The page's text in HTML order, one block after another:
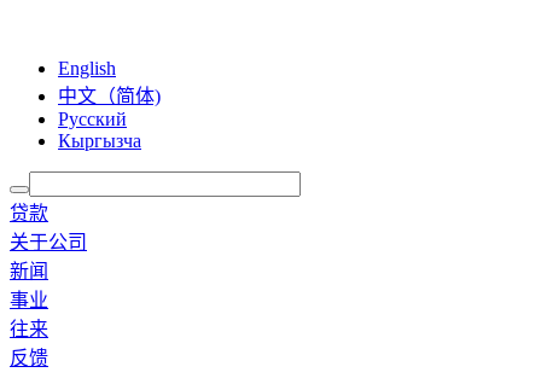
English
中文（简体)
Русский
Кыргызча
贷款
关于公司
新闻
事业
往来
反馈